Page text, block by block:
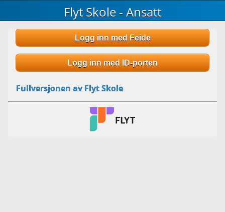
Flyt Skole - Ansatt
Logg inn med Feide
Logg inn med ID-porten
Fullversjonen av Flyt Skole